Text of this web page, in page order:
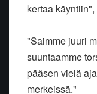
kertaa
"Saimme juuri
suuntaamme
pääsen vielä
merkeissä."